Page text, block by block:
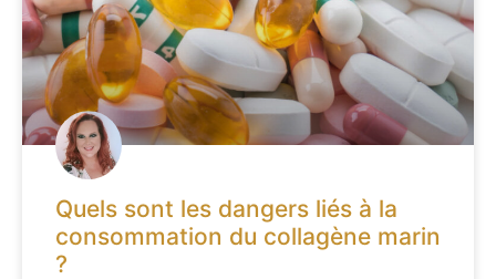
Quels sont les dangers liés à la
consommation du collagène marin
?